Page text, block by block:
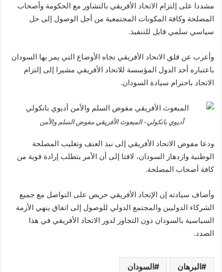
مشددا على إلتزام الاتحاد الأفريقي بالتشاور مع الحكومة وأصحاب
المصلحة وكافة المكونات المجتمعية من أجل الوصول إلى حل
سياسي سلمي قابل للتنفيذ.
وأعرب عن قلق الاتحاد الأفريقي تجاه الأوضاع التي يمر بها السودان
باعتباره أحد الدول المؤسسة للاتحاد الأفريقي مشيرا إلى إلتزام
الاتحاد باحترام سيادة السودان.
أديوي بانكولي- المبعوث الأفريقي مفوض السلم والأمن
ودعا مفوض الاتحاد الأفريقي إلى نبذ العنف وتغليب المصلحة
الوطنية وازدهار السودان، لافتا إلى أن الأمر يتطلب إرادة قوية من
كافة أصحاب المصلحة.
وأضاف سيادته إن الإتحاد الأفريقي حريص على التواصل مع جميع
الشركاء الدوليين والمجتمع الدولي للوصول إلى اتفاق ينهي الأزمة
السياسية بالسودان دون التجاوز لدور الاتحاد الأفريقي في هذا
الصدد.
البرهان السودان